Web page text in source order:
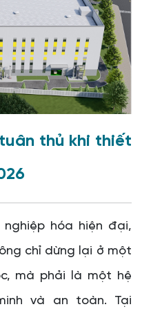
thủ khi thiết
hóa hiện đại,
chỉ dừng lại ở một
mà phải là một hệ
và an toàn. Tại